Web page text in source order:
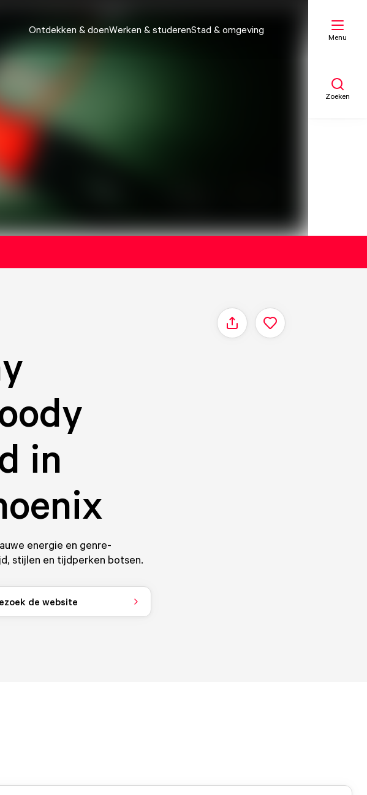
Ontdekken & doenWerken & studerenStad & omgeving
Menu
Zoeken
Delen
in
energie en genre-
stijlen en tijdperken botsen.
de website